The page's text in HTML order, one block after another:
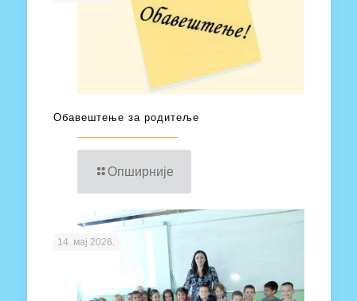
Обавештење за родитеље
Опширније
14. мај 2026.